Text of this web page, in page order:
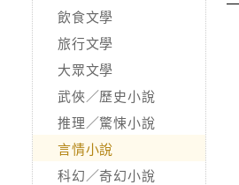
飲食文學
旅行文學
大眾文學
武俠／歷史小說
推理／驚悚小說
言情小說
科幻／奇幻小說